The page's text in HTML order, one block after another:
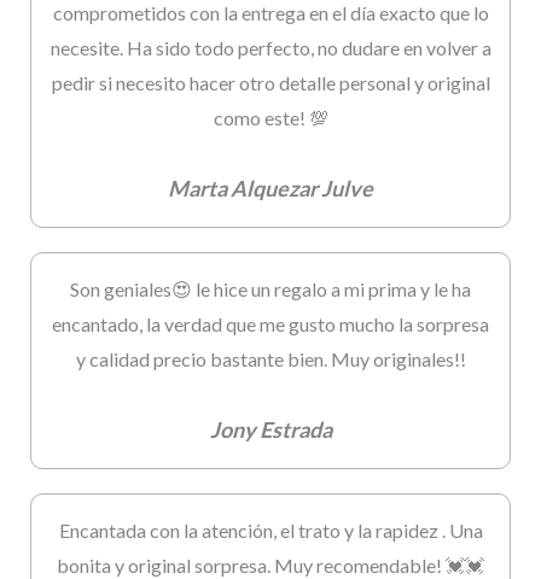
comprometidos con la entrega en el día exacto que lo
necesite. Ha sido todo perfecto, no dudare en volver a
pedir si necesito hacer otro detalle personal y original
como este! 💯
Marta Alquezar Julve
Son geniales😍 le hice un regalo a mi prima y le ha
encantado, la verdad que me gusto mucho la sorpresa
y calidad precio bastante bien. Muy originales!!
Jony Estrada
Encantada con la atención, el trato y la rapidez . Una
bonita y original sorpresa. Muy recomendable! 💓💓